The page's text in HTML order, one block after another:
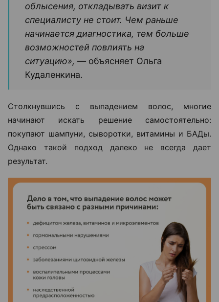
облысения, откладывать визит к
специалисту не стоит. Чем раньше
начинается диагностика, тем больше
возможностей повлиять на
ситуацию», — объясняет Ольга
Кудаленкина.
Столкнувшись с выпадением волос, многие
начинают искать решение самостоятельно:
покупают шампуни, сыворотки, витамины и БАДы.
Однако такой подход далеко не всегда дает
результат.